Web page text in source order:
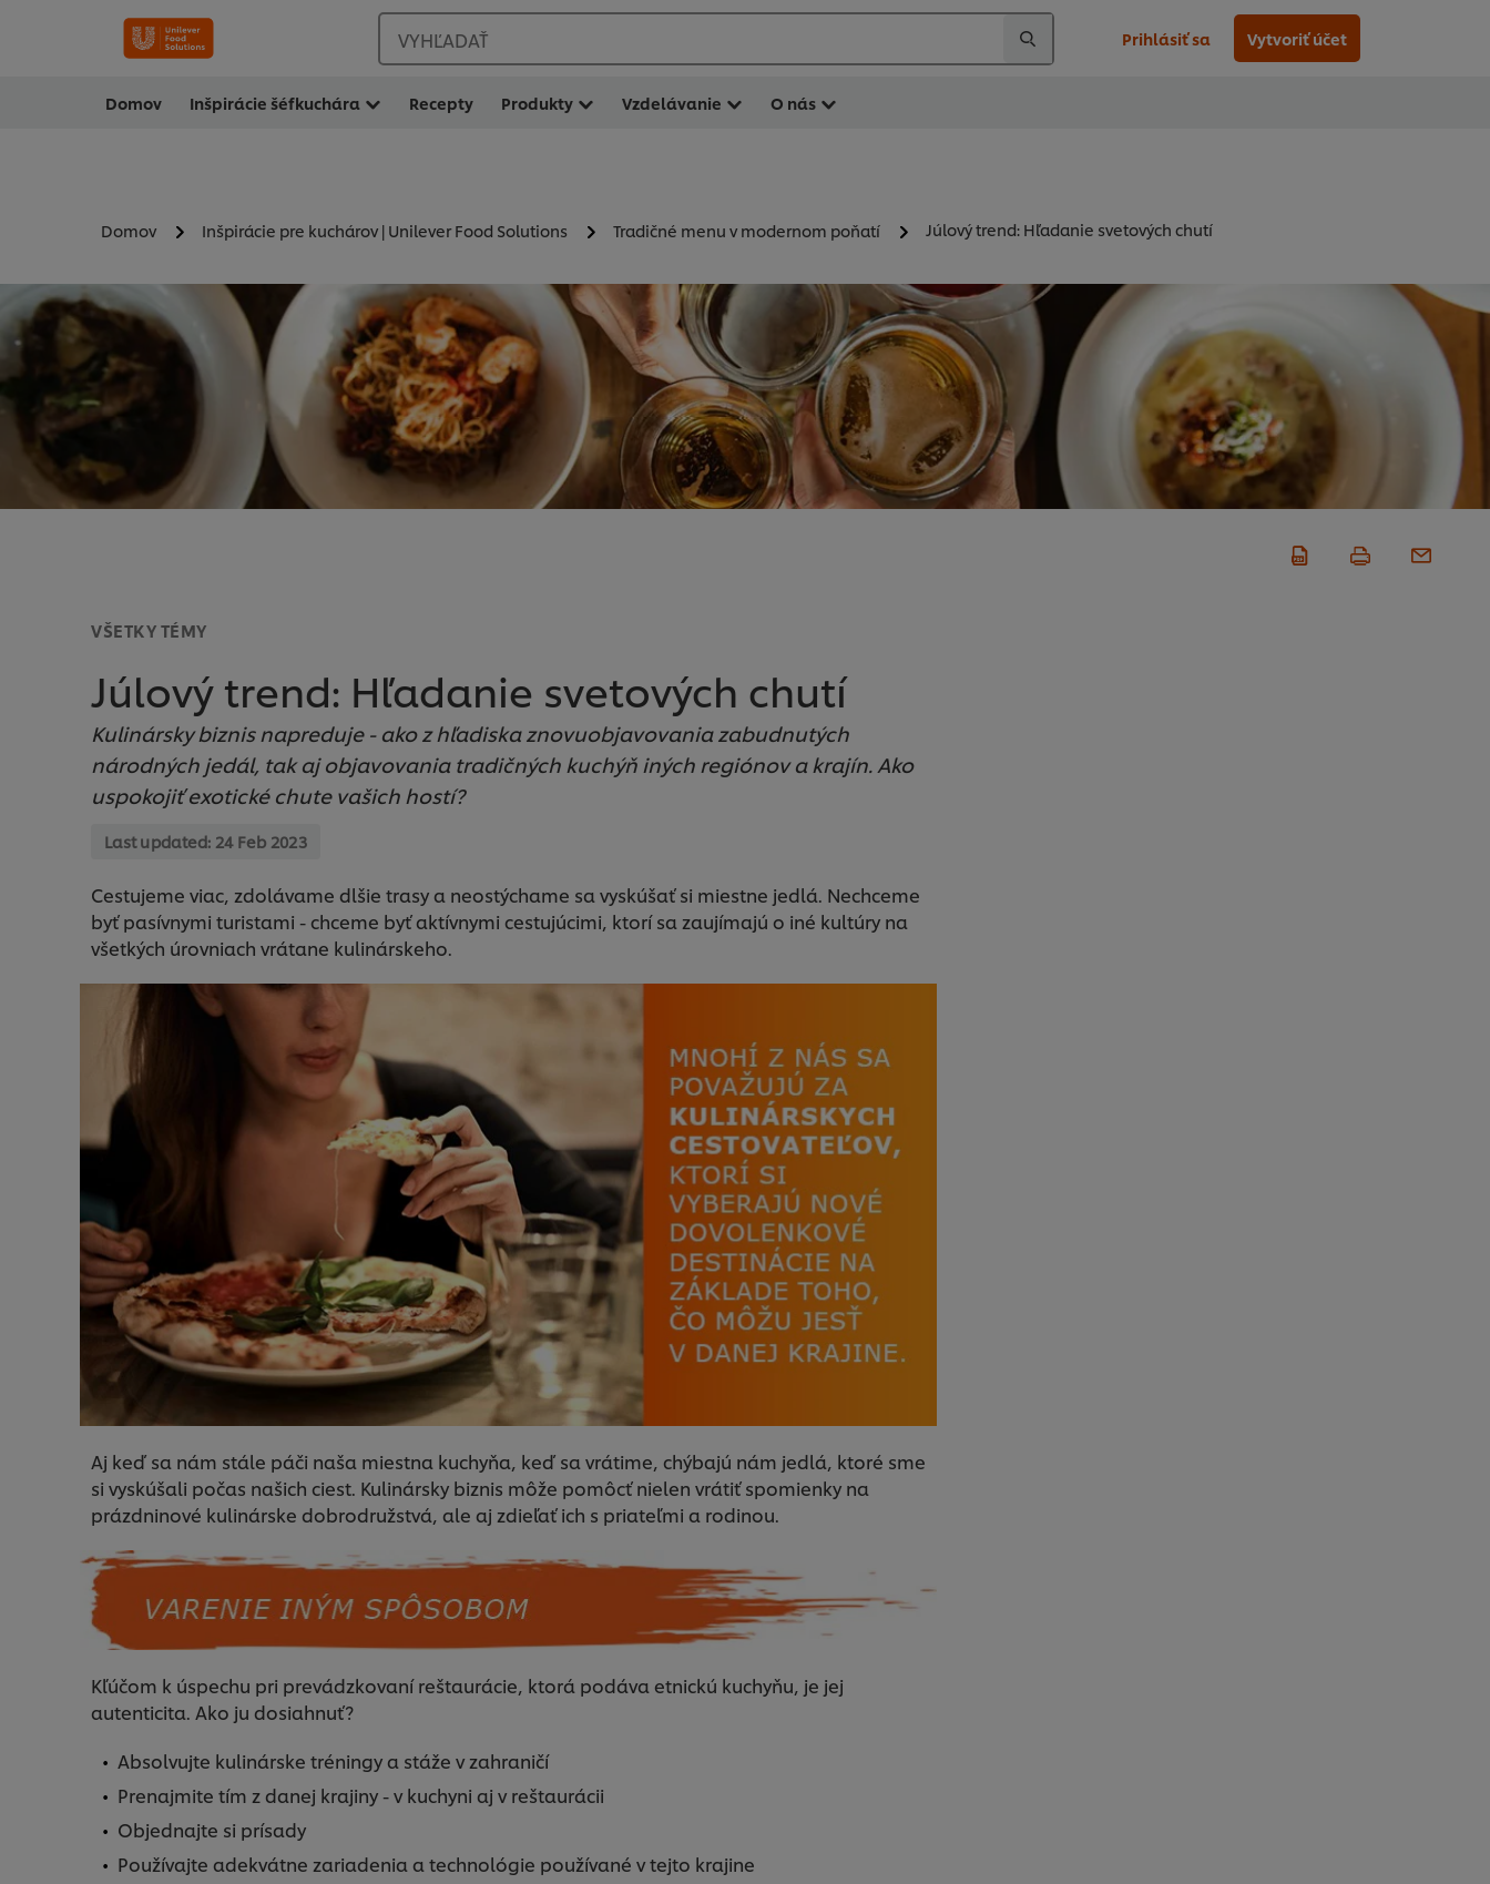
VYHĽADAŤ Prihlásiť sa Vytvoriť účet
Domov Inšpirácie šéfkuchára Recepty Produkty Vzdelávanie O nás
Domov Inšpirácie pre kuchárov | Unilever Food Solutions Tradičné menu v modernom poňatí Júlový trend: Hľadanie svetových chutí
VŠETKY TÉMY
Júlový trend: Hľadanie svetových chutí
Kulinársky biznis napreduje - ako z hľadiska znovuobjavovania zabudnutých
národných jedál, tak aj objavovania tradičných kuchýň iných regiónov a krajín. Ako
uspokojiť exotické chute vašich hostí?
Last updated: 24 Feb 2023
Cestujeme viac, zdolávame dlšie trasy a neostýchame sa vyskúšať si miestne jedlá. Nechceme
byť pasívnymi turistami - chceme byť aktívnymi cestujúcimi, ktorí sa zaujímajú o iné kultúry na
všetkých úrovniach vrátane kulinárskeho.
Aj keď sa nám stále páči naša miestna kuchyňa, keď sa vrátime, chýbajú nám jedlá, ktoré sme
si vyskúšali počas našich ciest. Kulinársky biznis môže pomôcť nielen vrátiť spomienky na
prázdninové kulinárske dobrodružstvá, ale aj zdieľať ich s priateľmi a rodinou.
Kľúčom k úspechu pri prevádzkovaní reštaurácie, ktorá podáva etnickú kuchyňu, je jej
autenticita. Ako ju dosiahnuť?
Absolvujte kulinárske tréningy a stáže v zahraničí
Prenajmite tím z danej krajiny - v kuchyni aj v reštaurácii
Objednajte si prísady
Používajte adekvátne zariadenia a technológie používané v tejto krajine